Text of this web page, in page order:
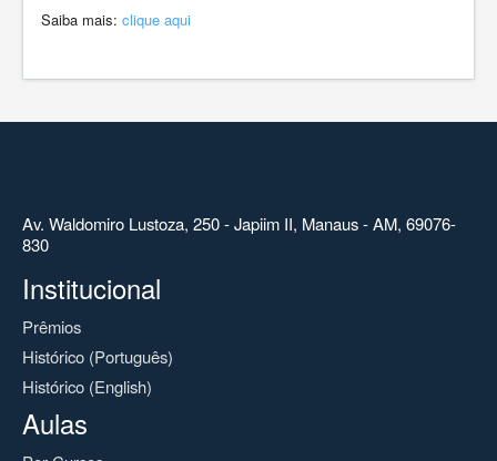
Saiba mais: clique aqui
Av. Waldomiro Lustoza, 250 - Japiim II, Manaus - AM, 69076-
830
Institucional
Prêmios
Histórico (Português)
Histórico (English)
Aulas